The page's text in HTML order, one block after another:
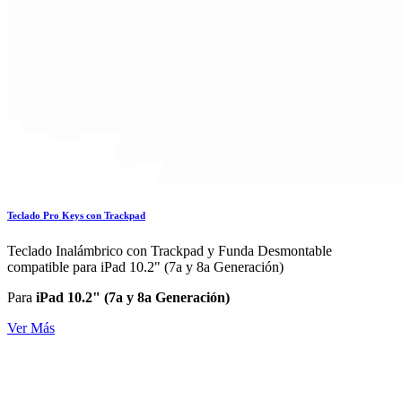
Teclado Pro Keys con Trackpad
Teclado Inalámbrico con Trackpad y Funda Desmontable
compatible para iPad 10.2" (7a y 8a Generación)
Para iPad 10.2" (7a y 8a Generación)
Ver Más